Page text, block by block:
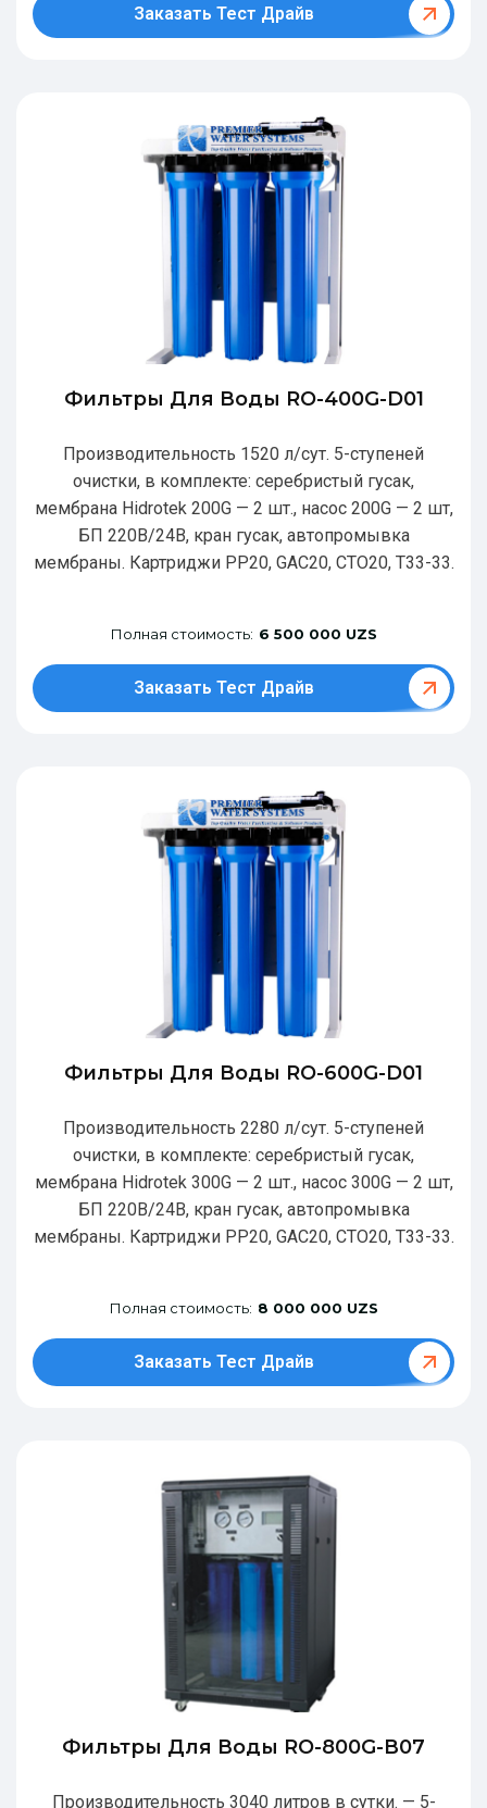
Заказать Тест Драйв
Фильтры Для Воды RO-400G-D01
Производительность 1520 л/сут. 5-ступеней
очистки, в комплекте: серебристый гусак,
мембрана Hidrotek 200G — 2 шт., насос 200G — 2 шт,
БП 220В/24В, кран гусак, автопромывка
мембраны. Картриджи РР20, GAC20, CTO20, T33-33.
Полная стоимость: 6 500 000 UZS
Заказать Тест Драйв
Фильтры Для Воды RO-600G-D01
Производительность 2280 л/сут. 5-ступеней
очистки, в комплекте: серебристый гусак,
мембрана Hidrotek 300G — 2 шт., насос 300G — 2 шт,
БП 220В/24В, кран гусак, автопромывка
мембраны. Картриджи РР20, GAC20, CTO20, T33-33.
Полная стоимость: 8 000 000 UZS
Заказать Тест Драйв
Фильтры Для Воды RO-800G-В07
Производительность 3040 литров в сутки. — 5-